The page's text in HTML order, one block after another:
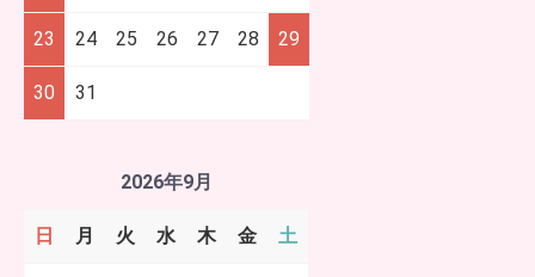
23 24 25 26 27 28 29
30 31
2026年9月
日 月 火 水 木 金 土